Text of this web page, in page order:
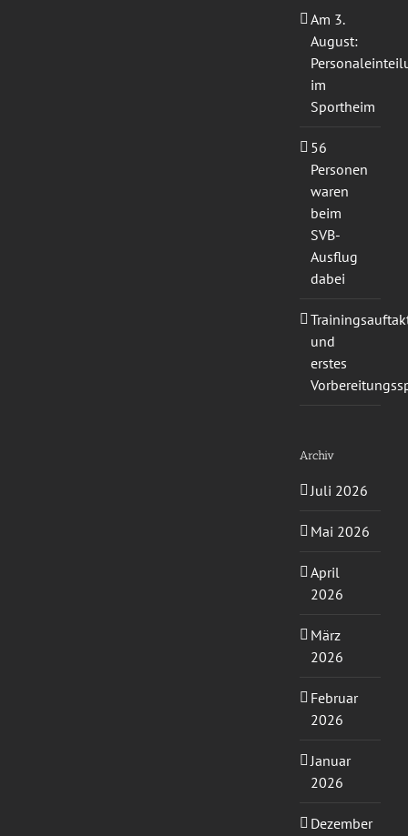
Am 3.
August:
im
Sportheim
56
Personen
waren
beim
SVB-
Ausflug
dabei
und
erstes
Archiv
Juli 2026
Mai 2026
April
2026
März
2026
Februar
2026
Januar
2026
Dezember